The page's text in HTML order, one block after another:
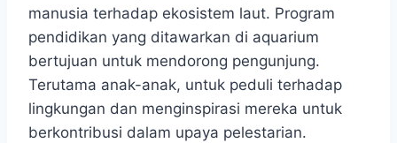
manusia terhadap ekosistem laut. Program
pendidikan yang ditawarkan di aquarium
bertujuan untuk mendorong pengunjung.
Terutama anak-anak, untuk peduli terhadap
lingkungan dan menginspirasi mereka untuk
berkontribusi dalam upaya pelestarian.